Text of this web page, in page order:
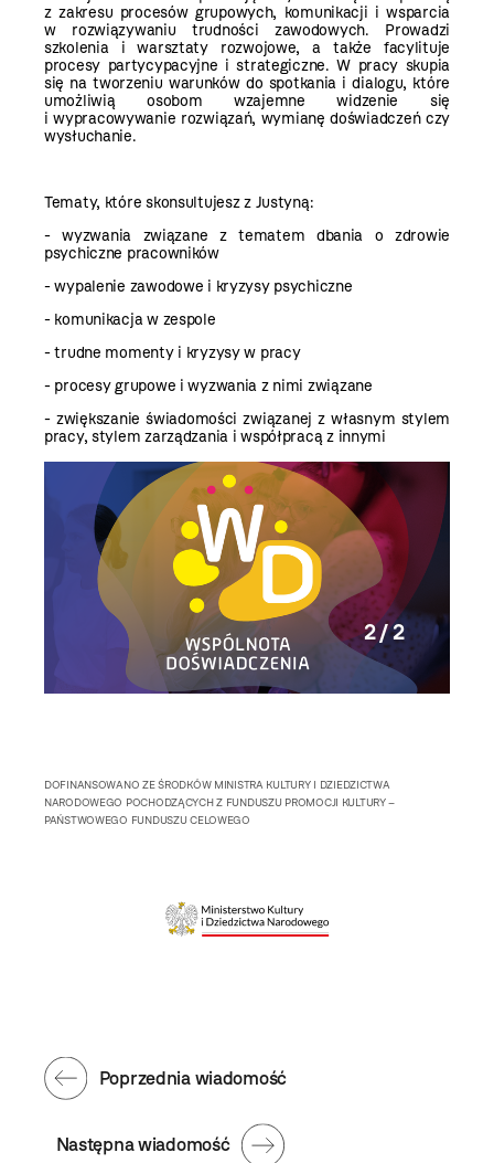
z zakresu procesów grupowych, komunikacji i wsparcia
w rozwiązywaniu trudności zawodowych. Prowadzi
szkolenia i warsztaty rozwojowe, a także facylituje
procesy partycypacyjne i strategiczne. W pracy skupia
się na tworzeniu warunków do spotkania i dialogu, które
umożliwią osobom wzajemne widzenie się
i wypracowywanie rozwiązań, wymianę doświadczeń czy
wysłuchanie.
Tematy, które skonsultujesz z Justyną:
- wyzwania związane z tematem dbania o zdrowie
psychiczne pracowników
- wypalenie zawodowe i kryzysy psychiczne
- komunikacja w zespole
- trudne momenty i kryzysy w pracy
- procesy grupowe i wyzwania z nimi związane
- zwiększanie świadomości związanej z własnym stylem
pracy, stylem zarządzania i współpracą z innymi
2 / 2
DOFINANSOWANO ZE ŚRODKÓW MINISTRA KULTURY I DZIEDZICTWA
NARODOWEGO POCHODZĄCYCH Z FUNDUSZU PROMOCJI KULTURY –
PAŃSTWOWEGO FUNDUSZU CELOWEGO
Następna wiadomość
Poprzednia wiadomość